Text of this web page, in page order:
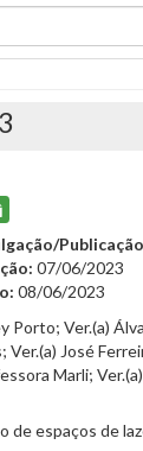
07/06/2023
08/06/2023
Porto; Ver.(a)
Ver.(a) José
Marli;
de espaços de